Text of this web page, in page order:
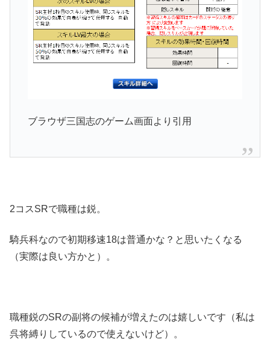
ブラウザ三国志のゲーム画面より引用
2コスSRで職種は鋭。
騎兵科なので初期移速18は普通かな？と思いたくなる
（実際は良い方かと）。
職種鋭のSRの副将の候補が増えたのは嬉しいです（私は
呉将縛りしているので使えないけど）。